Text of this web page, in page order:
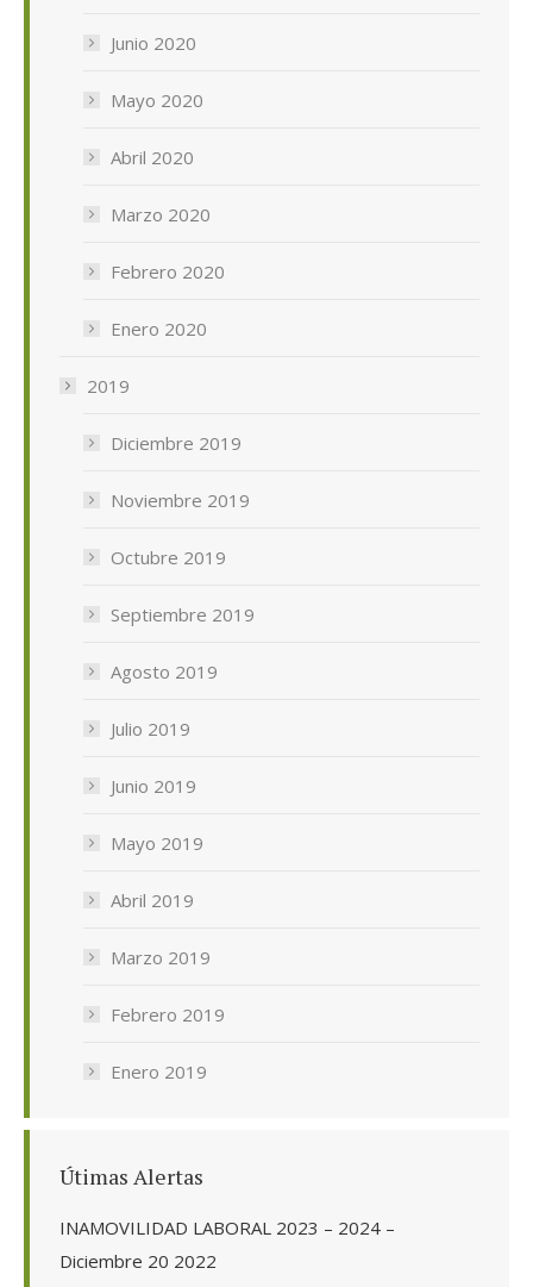
Junio 2020
Mayo 2020
Abril 2020
Marzo 2020
Febrero 2020
Enero 2020
2019
Diciembre 2019
Noviembre 2019
Octubre 2019
Septiembre 2019
Agosto 2019
Julio 2019
Junio 2019
Mayo 2019
Abril 2019
Marzo 2019
Febrero 2019
Enero 2019
Útimas Alertas
INAMOVILIDAD LABORAL 2023 – 2024 –
Diciembre 20 2022